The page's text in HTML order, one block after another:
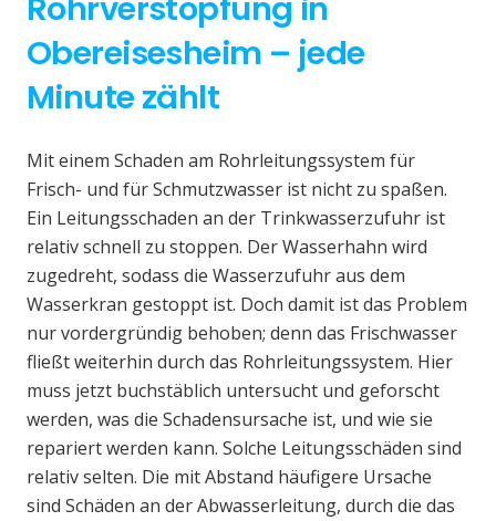
Rohrverstopfung in
Obereisesheim – jede
Minute zählt
Mit einem Schaden am Rohrleitungssystem für
Frisch- und für Schmutzwasser ist nicht zu spaßen.
Ein Leitungsschaden an der Trinkwasserzufuhr ist
relativ schnell zu stoppen. Der Wasserhahn wird
zugedreht, sodass die Wasserzufuhr aus dem
Wasserkran gestoppt ist. Doch damit ist das Problem
nur vordergründig behoben; denn das Frischwasser
fließt weiterhin durch das Rohrleitungssystem. Hier
muss jetzt buchstäblich untersucht und geforscht
werden, was die Schadensursache ist, und wie sie
repariert werden kann. Solche Leitungsschäden sind
relativ selten. Die mit Abstand häufigere Ursache
sind Schäden an der Abwasserleitung, durch die das